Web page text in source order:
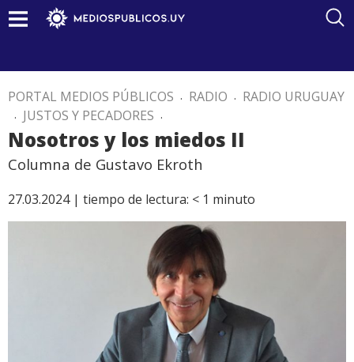
PORTAL MEDIOS PÚBLICOS . RADIO . RADIO URUGUAY
. JUSTOS Y PECADORES .
Nosotros y los miedos II
Columna de Gustavo Ekroth
27.03.2024 | tiempo de lectura: < 1 minuto